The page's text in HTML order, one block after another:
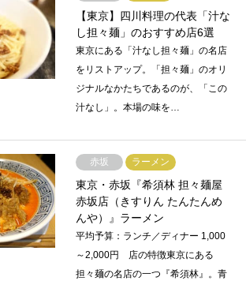
【東京】四川料理の代表「汁な
し担々麺」のおすすめ店6選
東京にある「汁なし担々麺」の名店
をリストアップ。「担々麺」のオリ
ジナルなかたちであるのが、「この
汁なし」。本場の味を…
赤坂 ラーメン
東京・赤坂『希須林 担々麺屋
赤坂店（きすりん たんたんめ
んや）』ラーメン
平均予算：ランチ／ディナー 1,000
～2,000円 店の特徴東京にある
担々麺の名店の一つ『希須林』。青